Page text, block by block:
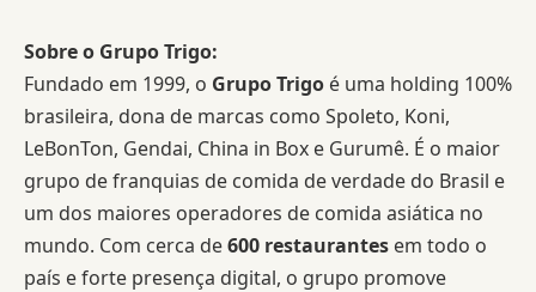
Sobre o Grupo Trigo:
Fundado em 1999, o Grupo Trigo é uma holding 100%
brasileira, dona de marcas como Spoleto, Koni,
LeBonTon, Gendai, China in Box e Gurumê. É o maior
grupo de franquias de comida de verdade do Brasil e
um dos maiores operadores de comida asiática no
mundo. Com cerca de600 restaurantes em todo o
país e forte presença digital, o grupo promove